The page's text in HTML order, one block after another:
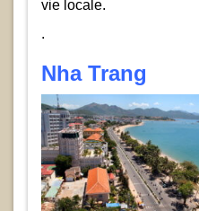
vie locale.
.
Nha Trang